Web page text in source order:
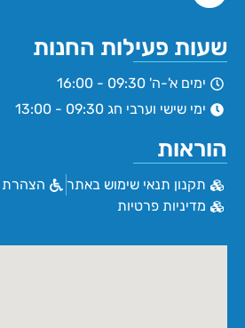
שעות פעילות החנות
ימים א'-ה' 09:30 - 16:00
ימי שישי וערבי חג 09:30 - 13:00
הוראות
תקנון תנאי שימוש באתר
הצהרת
מדיניות פרטיות